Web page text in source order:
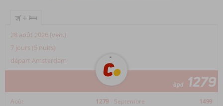
+
28 août 2026 (ven.)
7 jours (5 nuits)
départ Amsterdam
àpd 1279
Août 1279 Septembre
1499